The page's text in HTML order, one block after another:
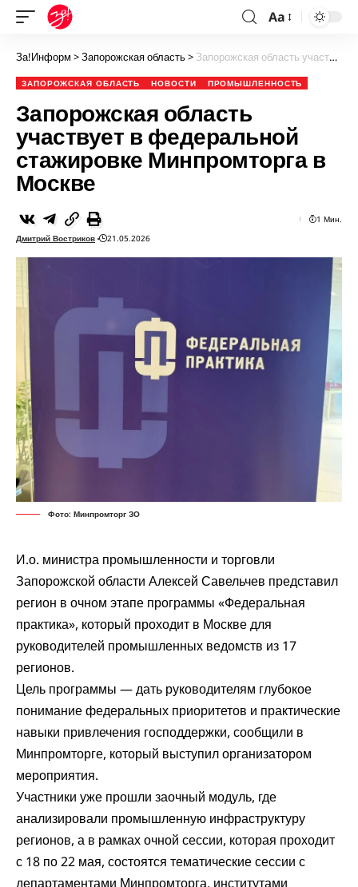
Aa
За!Информ >Запорожская область> Запорожская область участвует в федеральной стажировке Минпромторга в Москве
ЗАПОРОЖСКАЯ ОБЛАСТЬ НОВОСТИ ПРОМЫШЛЕННОСТЬ
Запорожская область
участвует в федеральной
стажировке Минпромторга в
Москве
Дмитрий Востриков 21.05.2026
1 Мин.
Фото: Минпромторг ЗО
И.о. министра промышленности и торговли
Запорожской области Алексей Савельчев представил
регион в очном этапе программы «Федеральная
практика», который проходит в Москве для
руководителей промышленных ведомств из 17
регионов.
Цель программы — дать руководителям глубокое
понимание федеральных приоритетов и практические
навыки привлечения господдержки, сообщили в
Минпромторге, который выступил организатором
мероприятия.
Участники уже прошли заочный модуль, где
анализировали промышленную инфраструктуру
регионов, а в рамках очной сессии, которая проходит
с 18 по 22 мая, состоятся тематические сессии с
департаментами Минпромторга, институтами